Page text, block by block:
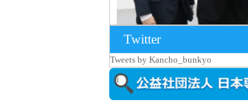
京都大iCeMS等を視察し
大...
Twitter
Tweets by Kancho_bunkyo